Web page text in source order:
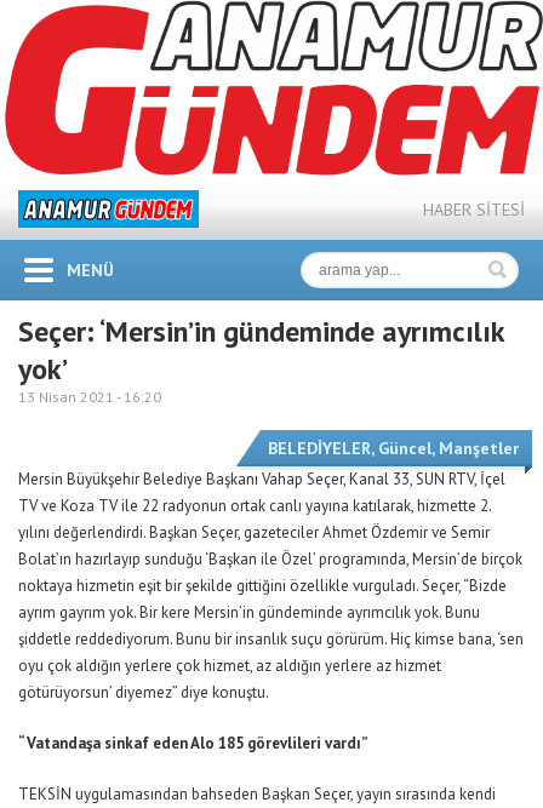
HABER SİTESİ
MENÜ
Seçer: ‘Mersin’in gündeminde ayrımcılık
yok’
13 Nisan 2021 - 16:20
BELEDİYELER, Güncel, Manşetler
Mersin Büyükşehir Belediye Başkanı Vahap Seçer, Kanal 33, SUN RTV, İçel
TV ve Koza TV ile 22 radyonun ortak canlı yayına katılarak, hizmette 2.
yılını değerlendirdi. Başkan Seçer, gazeteciler Ahmet Özdemir ve Semir
Bolat’ın hazırlayıp sunduğu ‘Başkan ile Özel’ programında, Mersin’de birçok
noktaya hizmetin eşit bir şekilde gittiğini özellikle vurguladı. Seçer, “Bizde
ayrım gayrım yok. Bir kere Mersin’in gündeminde ayrımcılık yok. Bunu
şiddetle reddediyorum. Bunu bir insanlık suçu görürüm. Hiç kimse bana, ‘sen
oyu çok aldığın yerlere çok hizmet, az aldığın yerlere az hizmet
götürüyorsun’ diyemez” diye konuştu.
“Vatandaşa sinkaf eden Alo 185 görevlileri vardı”
TEKSİN uygulamasından bahseden Başkan Seçer, yayın sırasında kendi